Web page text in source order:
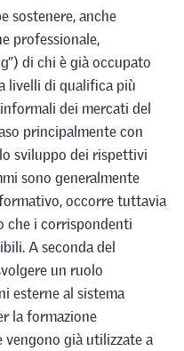
sostenere, anche
professionale,
di chi è già occupato
livelli di qualifica più
dei mercati del
principalmente con
sviluppo dei rispettivi
sono generalmente
occorre tuttavia
che i corrispondenti
A seconda del
un ruolo
esterne al sistema
la formazione
vengono già utilizzate a